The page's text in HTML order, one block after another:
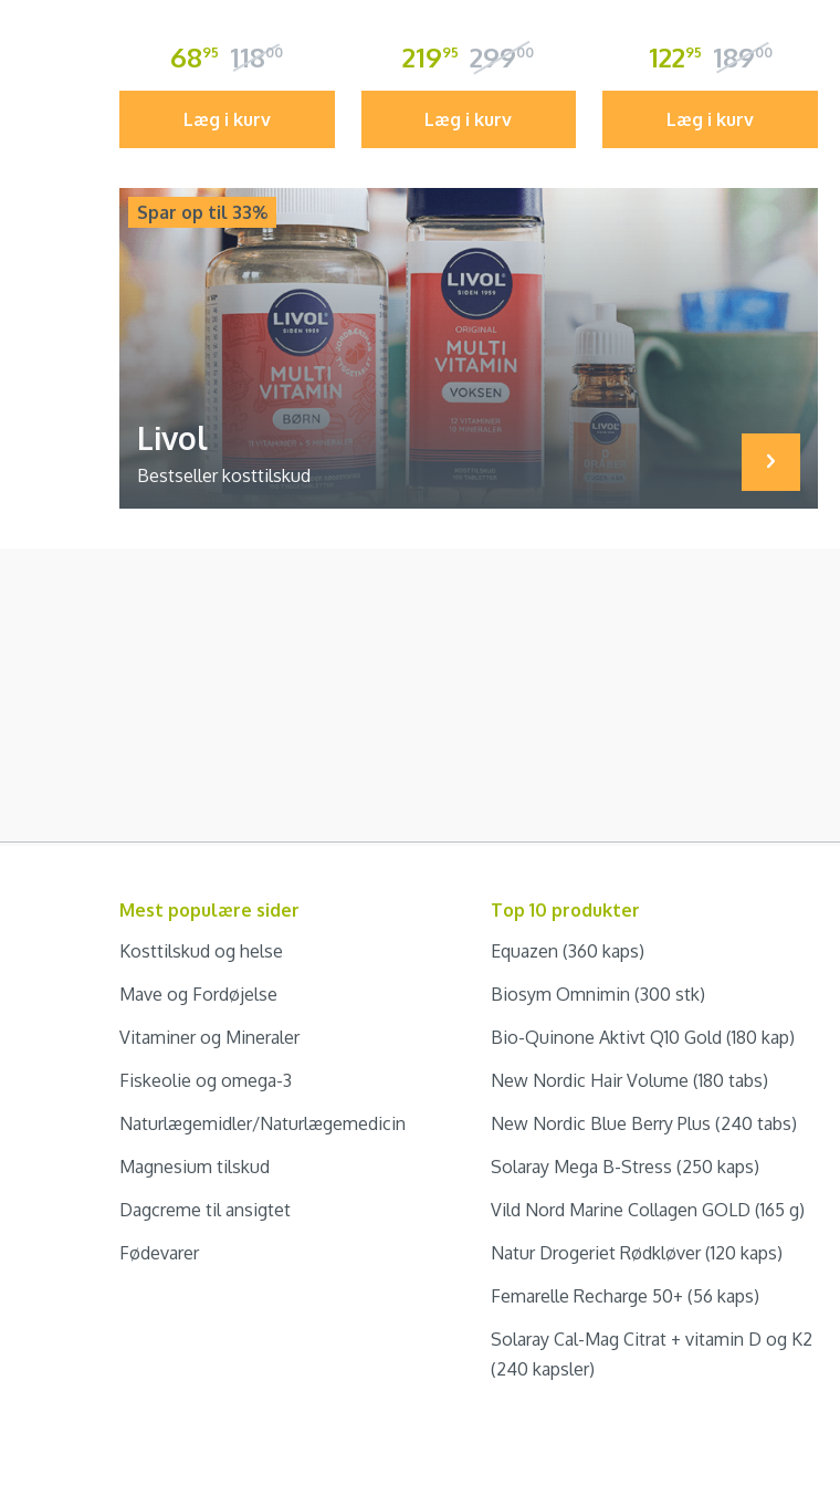
6895 11800
Læg i kurv
21995 29900
Læg i kurv
12295 18900
Læg i kurv
Spar op til 33%
Livol
Bestseller kosttilskud
Mest populære sider
Kosttilskud og helse
Mave og Fordøjelse
Vitaminer og Mineraler
Fiskeolie og omega-3
Naturlægemidler/Naturlægemedicin
Magnesium tilskud
Dagcreme til ansigtet
Fødevarer
Top 10 produkter
Equazen (360 kaps)
Biosym Omnimin (300 stk)
Bio-Quinone Aktivt Q10 Gold (180 kap)
New Nordic Hair Volume (180 tabs)
New Nordic Blue Berry Plus (240 tabs)
Solaray Mega B-Stress (250 kaps)
Vild Nord Marine Collagen GOLD (165 g)
Natur Drogeriet Rødkløver (120 kaps)
Femarelle Recharge 50+ (56 kaps)
Solaray Cal-Mag Citrat + vitamin D og K2
(240 kapsler)